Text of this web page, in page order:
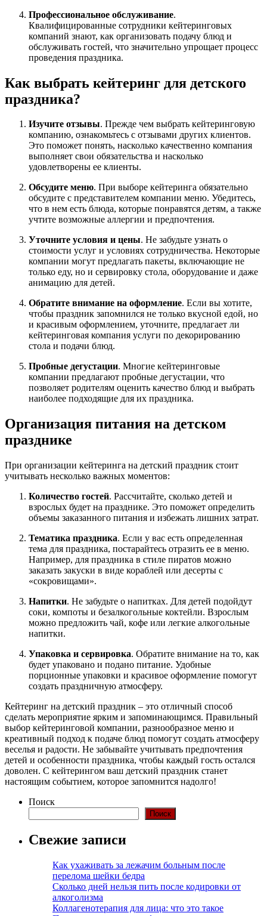
Профессиональное обслуживание.
Квалифицированные сотрудники кейтеринговых
компаний знают, как организовать подачу блюд и
обслуживать гостей, что значительно упрощает процесс
проведения праздника.
Как выбрать кейтеринг для детского
праздника?
Изучите отзывы. Прежде чем выбрать кейтеринговую
компанию, ознакомьтесь с отзывами других клиентов.
Это поможет понять, насколько качественно компания
выполняет свои обязательства и насколько
удовлетворены ее клиенты.
Обсудите меню. При выборе кейтеринга обязательно
обсудите с представителем компании меню. Убедитесь,
что в нем есть блюда, которые понравятся детям, а также
учтите возможные аллергии и предпочтения.
Уточните условия и цены. Не забудьте узнать о
стоимости услуг и условиях сотрудничества. Некоторые
компании могут предлагать пакеты, включающие не
только еду, но и сервировку стола, оборудование и даже
анимацию для детей.
Обратите внимание на оформление. Если вы хотите,
чтобы праздник запомнился не только вкусной едой, но
и красивым оформлением, уточните, предлагает ли
кейтеринговая компания услуги по декорированию
стола и подачи блюд.
Пробные дегустации. Многие кейтеринговые
компании предлагают пробные дегустации, что
позволяет родителям оценить качество блюд и выбрать
наиболее подходящие для их праздника.
Организация питания на детском
празднике
При организации кейтеринга на детский праздник стоит
учитывать несколько важных моментов:
Количество гостей. Рассчитайте, сколько детей и
взрослых будет на празднике. Это поможет определить
объемы заказанного питания и избежать лишних затрат.
Тематика праздника. Если у вас есть определенная
тема для праздника, постарайтесь отразить ее в меню.
Например, для праздника в стиле пиратов можно
заказать закуски в виде кораблей или десерты с
«сокровищами».
Напитки. Не забудьте о напитках. Для детей подойдут
соки, компоты и безалкогольные коктейли. Взрослым
можно предложить чай, кофе или легкие алкогольные
напитки.
Упаковка и сервировка. Обратите внимание на то, как
будет упаковано и подано питание. Удобные
порционные упаковки и красивое оформление помогут
создать праздничную атмосферу.
Кейтеринг на детский праздник – это отличный способ
сделать мероприятие ярким и запоминающимся. Правильный
выбор кейтеринговой компании, разнообразное меню и
креативный подход к подаче блюд помогут создать атмосферу
веселья и радости. Не забывайте учитывать предпочтения
детей и особенности праздника, чтобы каждый гость остался
доволен. С кейтерингом ваш детский праздник станет
настоящим событием, которое запомнится надолго!
Поиск
Поиск
Свежие записи
Как ухаживать за лежачим больным после
перелома шейки бедра
Сколько дней нельзя пить после кодировки от
алкоголизма
Коллагенотерапия для лица: что это такое